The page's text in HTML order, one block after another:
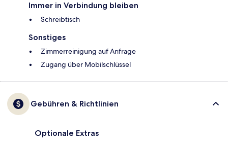
Immer in Verbindung bleiben
Schreibtisch
Sonstiges
Zimmerreinigung auf Anfrage
Zugang über Mobilschlüssel
Gebühren & Richtlinien
Optionale Extras